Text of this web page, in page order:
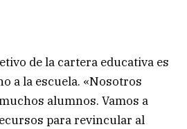
de la cartera educativa es
a la escuela. «Nosotros
alumnos. Vamos a
para revincular al